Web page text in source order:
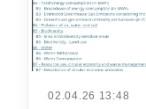
02.04.26 13:48